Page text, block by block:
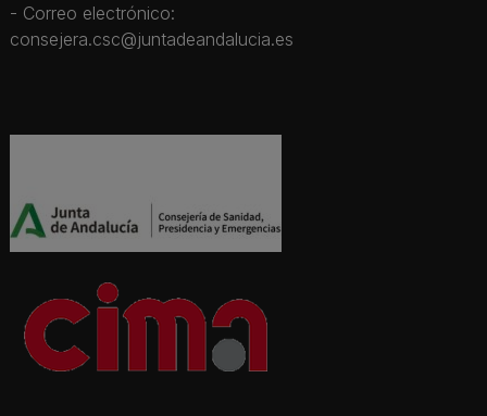
- Correo electrónico:
consejera.csc@juntadeandalucia.es